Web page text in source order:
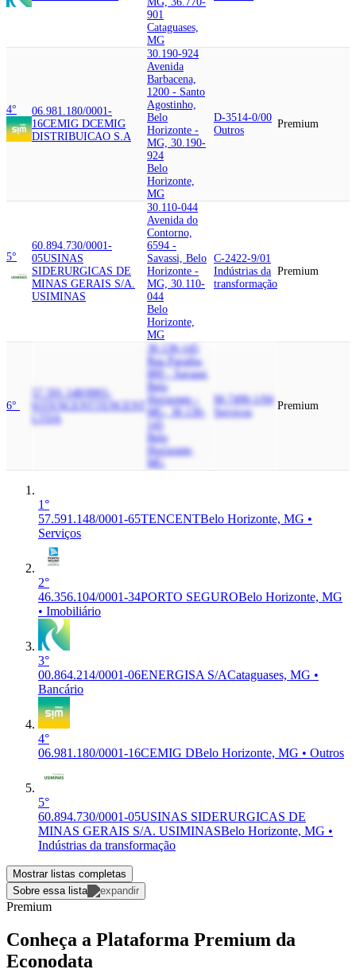
901
Cataguases,
MG
4°
06.981.180/0001-
16CEMIG DCEMIG
DISTRIBUICAO S.A
30.190-924
Avenida
Barbacena,
1200 - Santo
Agostinho,
Belo
Horizonte -
MG, 30.190-
924
Belo
Horizonte,
MG
D-3514-0/00
Outros
Premium
5°
60.894.730/0001-
05USINAS
SIDERURGICAS DE
MINAS GERAIS S/A.
USIMINAS
30.110-044
Avenida do
Contorno,
6594 -
Savassi, Belo
Horizonte -
MG, 30.110-
044
Belo
Horizonte,
MG
C-2422-9/01
Indústrias da
transformação
Premium
6°
57.591.148/0001-
TENCENT
TENCENT
LTDA
30.130-145
Rua Paraiba,
889 - Savassi,
Belo
Horizonte -
MG, 30.130-
145
Belo
Horizonte,
MG
M-7490-1/04
Serviços
Premium
1°
57.591.148/0001-65TENCENTBelo Horizonte, MG •
Serviços
2°
46.356.104/0001-34PORTO SEGUROBelo Horizonte, MG
• Imobiliário
3°
00.864.214/0001-06ENERGISA S/ACataguases, MG •
Bancário
4°
06.981.180/0001-16CEMIG DBelo Horizonte, MG • Outros
5°
60.894.730/0001-05USINAS SIDERURGICAS DE
MINAS GERAIS S/A. USIMINASBelo Horizonte, MG •
Indústrias da transformação
Mostrar listas completas
Sobre essa lista
Premium
Conheça a Plataforma Premium da
Econodata